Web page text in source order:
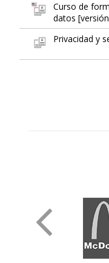
Curso de
datos
Privacidad y